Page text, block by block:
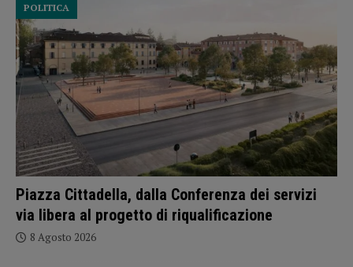
Piazza Cittadella, dalla Conferenza dei servizi
via libera al progetto di riqualificazione
POLITICA
8 Agosto 2026